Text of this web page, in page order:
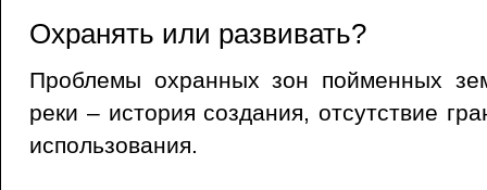
Охранять или развивать?
Проблемы охранных зон пойменных
реки – история создания, отсутствие
использования.